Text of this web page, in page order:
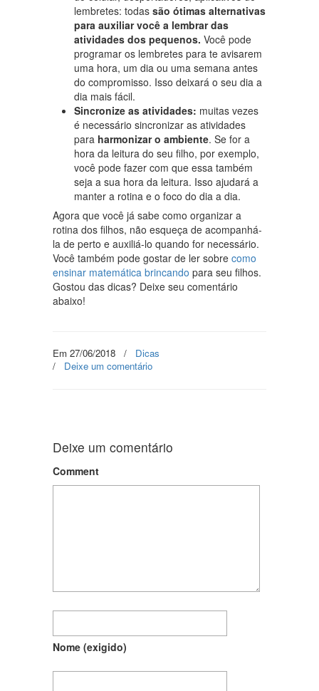
lembretes: todas são ótimas alternativas
para auxiliar você a lembrar das
atividades dos pequenos. Você pode
programar os lembretes para te avisarem
uma hora, um dia ou uma semana antes
do compromisso. Isso deixará o seu dia a
dia mais fácil.
Sincronize as atividades: muitas vezes
é necessário sincronizar as atividades
para harmonizar o ambiente. Se for a
hora da leitura do seu filho, por exemplo,
você pode fazer com que essa também
seja a sua hora da leitura. Isso ajudará a
manter a rotina e o foco do dia a dia.
Agora que você já sabe como organizar a
rotina dos filhos, não esqueça de acompanhá-
la de perto e auxiliá-lo quando for necessário.
Você também pode gostar de ler sobre como
ensinar matemática brincando para seu filhos.
Gostou das dicas? Deixe seu comentário
abaixo!
Em 27/06/2018 /
Dicas
/ Deixe um comentário
Deixe um comentário
Comment
Nome (exigido)